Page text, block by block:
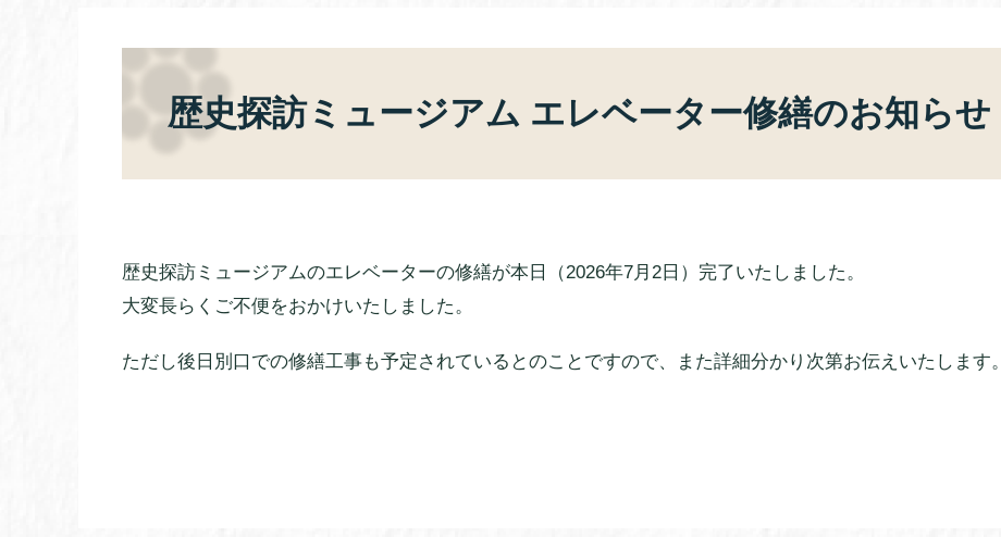
歴史探訪ミュージアム エレベーター修繕のお知らせ
歴史探訪ミュージアムのエレベーターの修繕が本日（2026年7月2日）完了いたしました。
大変長らくご不便をおかけいたしました。
ただし後日別口での修繕工事も予定されているとのことですので、また詳細分かり次第お伝えいたします。